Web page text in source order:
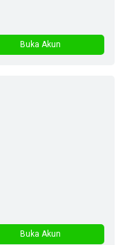
Buka Akun
Buka Akun